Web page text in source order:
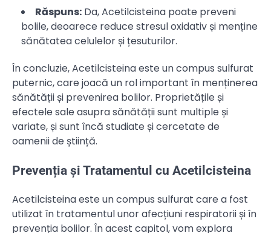
Răspuns: Da, Acetilcisteina poate preveni
bolile, deoarece reduce stresul oxidativ și menține
sănătatea celulelor și țesuturilor.
În concluzie, Acetilcisteina este un compus sulfurat
puternic, care joacă un rol important în menținerea
sănătății și prevenirea bolilor. Proprietățile și
efectele sale asupra sănătății sunt multiple și
variate, și sunt încă studiate și cercetate de
oamenii de știință.
Prevenția și Tratamentul cu Acetilcisteina
Acetilcisteina este un compus sulfurat care a fost
utilizat în tratamentul unor afecțiuni respiratorii și în
prevenția bolilor. În acest capitol, vom explora